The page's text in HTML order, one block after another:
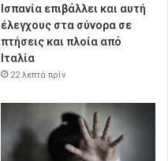
Ισπανία επιβάλλει και αυτή
έλεγχους στα σύνορα σε
πτήσεις και πλοία από
Ιταλία
22 λεπτά πρίν